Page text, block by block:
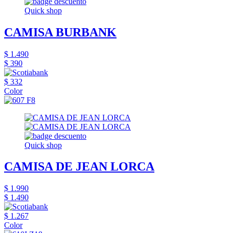
Quick shop
CAMISA BURBANK
$ 1.490
$ 390
$ 332
Color
Quick shop
CAMISA DE JEAN LORCA
$ 1.990
$ 1.490
$ 1.267
Color